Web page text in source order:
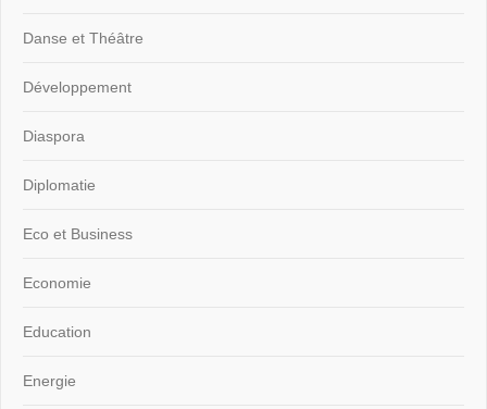
Danse et Théâtre
Développement
Diaspora
Diplomatie
Eco et Business
Economie
Education
Energie